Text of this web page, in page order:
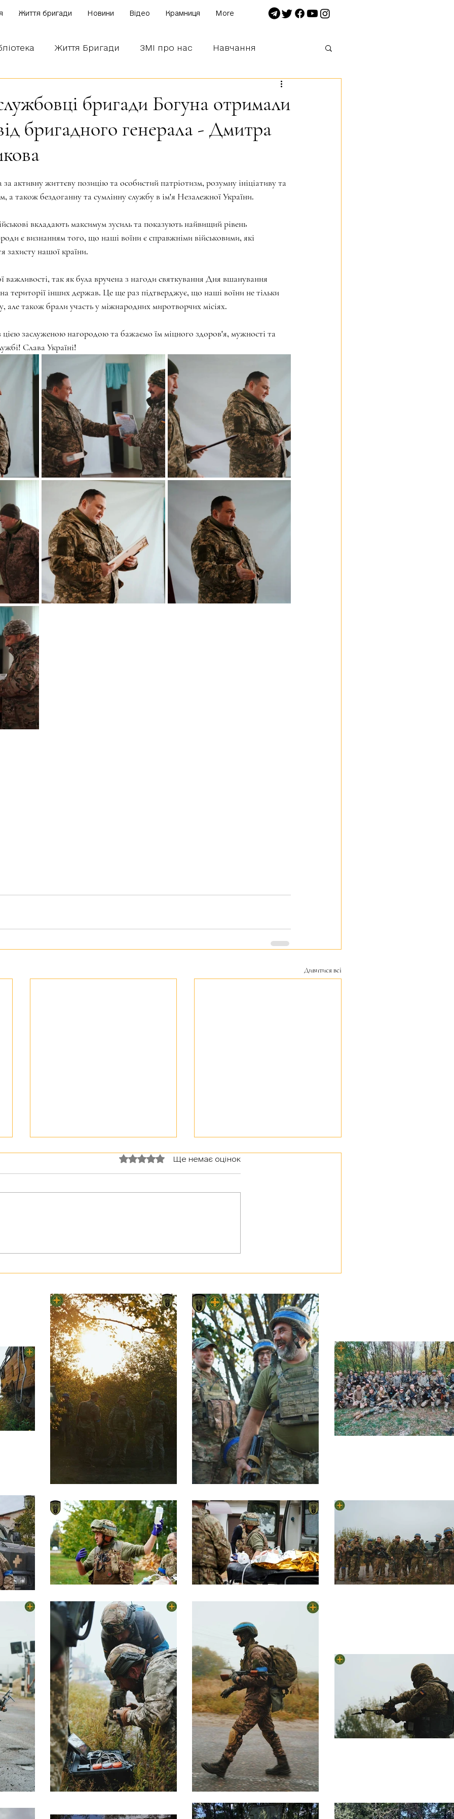
Життя бригади Новини Відео Крамниця More
Життя Бригади ЗМІ про нас Навчання
бійців
бригади Богуна отримали
бригадного генерала - Дмитра
активну життєву позицію та особистий патріотизм, розумну ініціативу та
а також бездоганну та сумлінну службу в ім'я Незалежної України.
вкладають максимум зусиль та показують найвищий рівень
є визнанням того, що наші воїни є справжніми військовими, які
захисту нашої країни.
важливості, так як була вручена з нагоди святкування Дня вшанування
території інших держав. Це ще раз підтверджує, що наші воїни не тільки
але також брали участь у міжнародних миротворчих місіях.
цією заслуженою нагородою та бажаємо їм міцного здоров'я, мужності та
Слава Україні!
Дивитися всі
Оцінка: 0 з 5 зірок.Ще немає оцінок